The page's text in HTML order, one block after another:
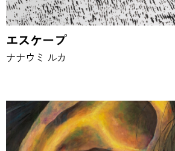
エスケープ
ナナウミ ルカ